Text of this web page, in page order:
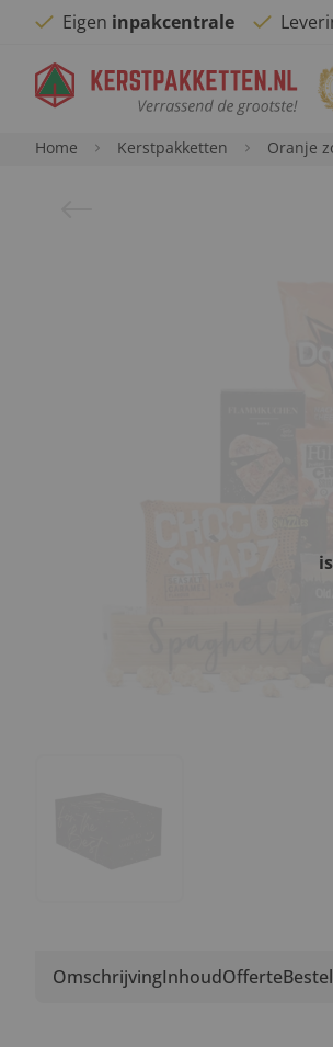
Eigen inpakcentrale
Home Kerstpakketten Oranje
OmschrijvingInhoudOfferte